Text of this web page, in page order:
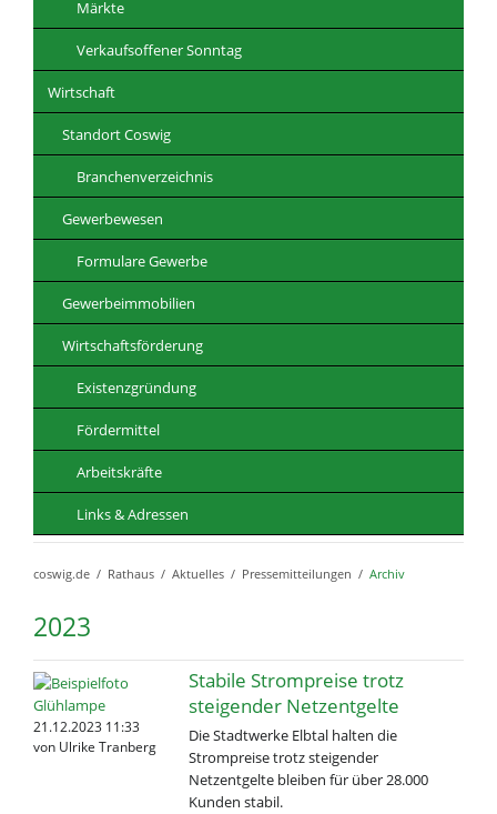
Märkte
Verkaufsoffener Sonntag
Wirtschaft
Standort Coswig
Branchenverzeichnis
Gewerbewesen
Formulare Gewerbe
Gewerbeimmobilien
Wirtschaftsförderung
Existenzgründung
Fördermittel
Arbeitskräfte
Links & Adressen
coswig.de Rathaus Aktuelles Pressemitteilungen Archiv
2023
21.12.2023 11:33
von Ulrike Tranberg
Stabile Strompreise trotz
steigender Netzentgelte
Die Stadtwerke Elbtal halten die
Strompreise trotz steigender
Netzentgelte bleiben für über 28.000
Kunden stabil.